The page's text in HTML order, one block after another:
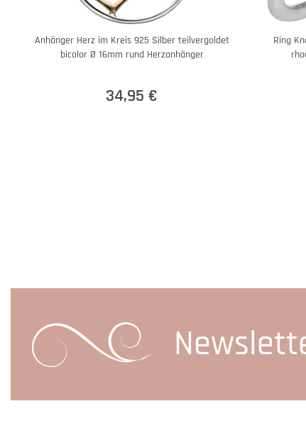
Anhänger Herz im Kreis 925 Silber teilvergoldet
bicolor Ø 16mm rund Herzanhänger
34,95 €
Ring